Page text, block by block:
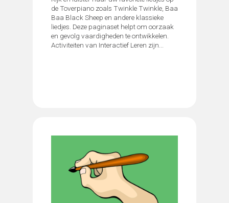
de Toverpiano zoals Twinkle Twinkle, Baa
Baa Black Sheep en andere klassieke
liedjes. Deze paginaset helpt om oorzaak
en gevolg vaardigheden te ontwikkelen.
Activiteiten van Interactief Leren zijn...